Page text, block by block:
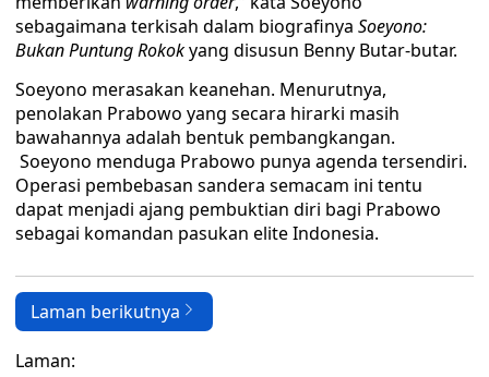
sebagaimana terkisah dalam biografinya Soeyono:
Bukan Puntung Rokokyang disusun Benny Butar-butar.
Soeyono merasakan keanehan. Menurutnya,
penolakan Prabowo yang secara hirarki masih
bawahannya adalah bentuk pembangkangan.
Soeyono menduga Prabowo punya agenda tersendiri.
Operasi pembebasan sandera semacam ini tentu
dapat menjadi ajang pembuktian diri bagi Prabowo
sebagai komandan pasukan elite Indonesia.
Laman berikutnya
Laman: